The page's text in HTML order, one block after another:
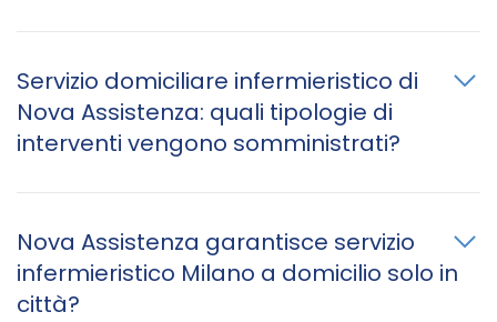
Servizio domiciliare infermieristico di
Nova Assistenza: quali tipologie di
interventi vengono somministrati?
Nova Assistenza garantisce servizio
infermieristico Milano a domicilio solo in
città?